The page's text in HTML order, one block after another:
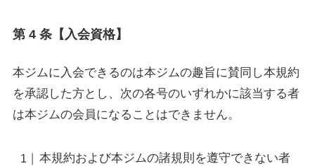
第 4 条【入会資格】
本ジムに入会できるのは本ジムの趣旨に賛同し本規約
を承認した方とし、次の各号のいずれかに該当する者
は本ジムの会員になることはできません。
本規約および本ジムの諸規則を遵守できない者